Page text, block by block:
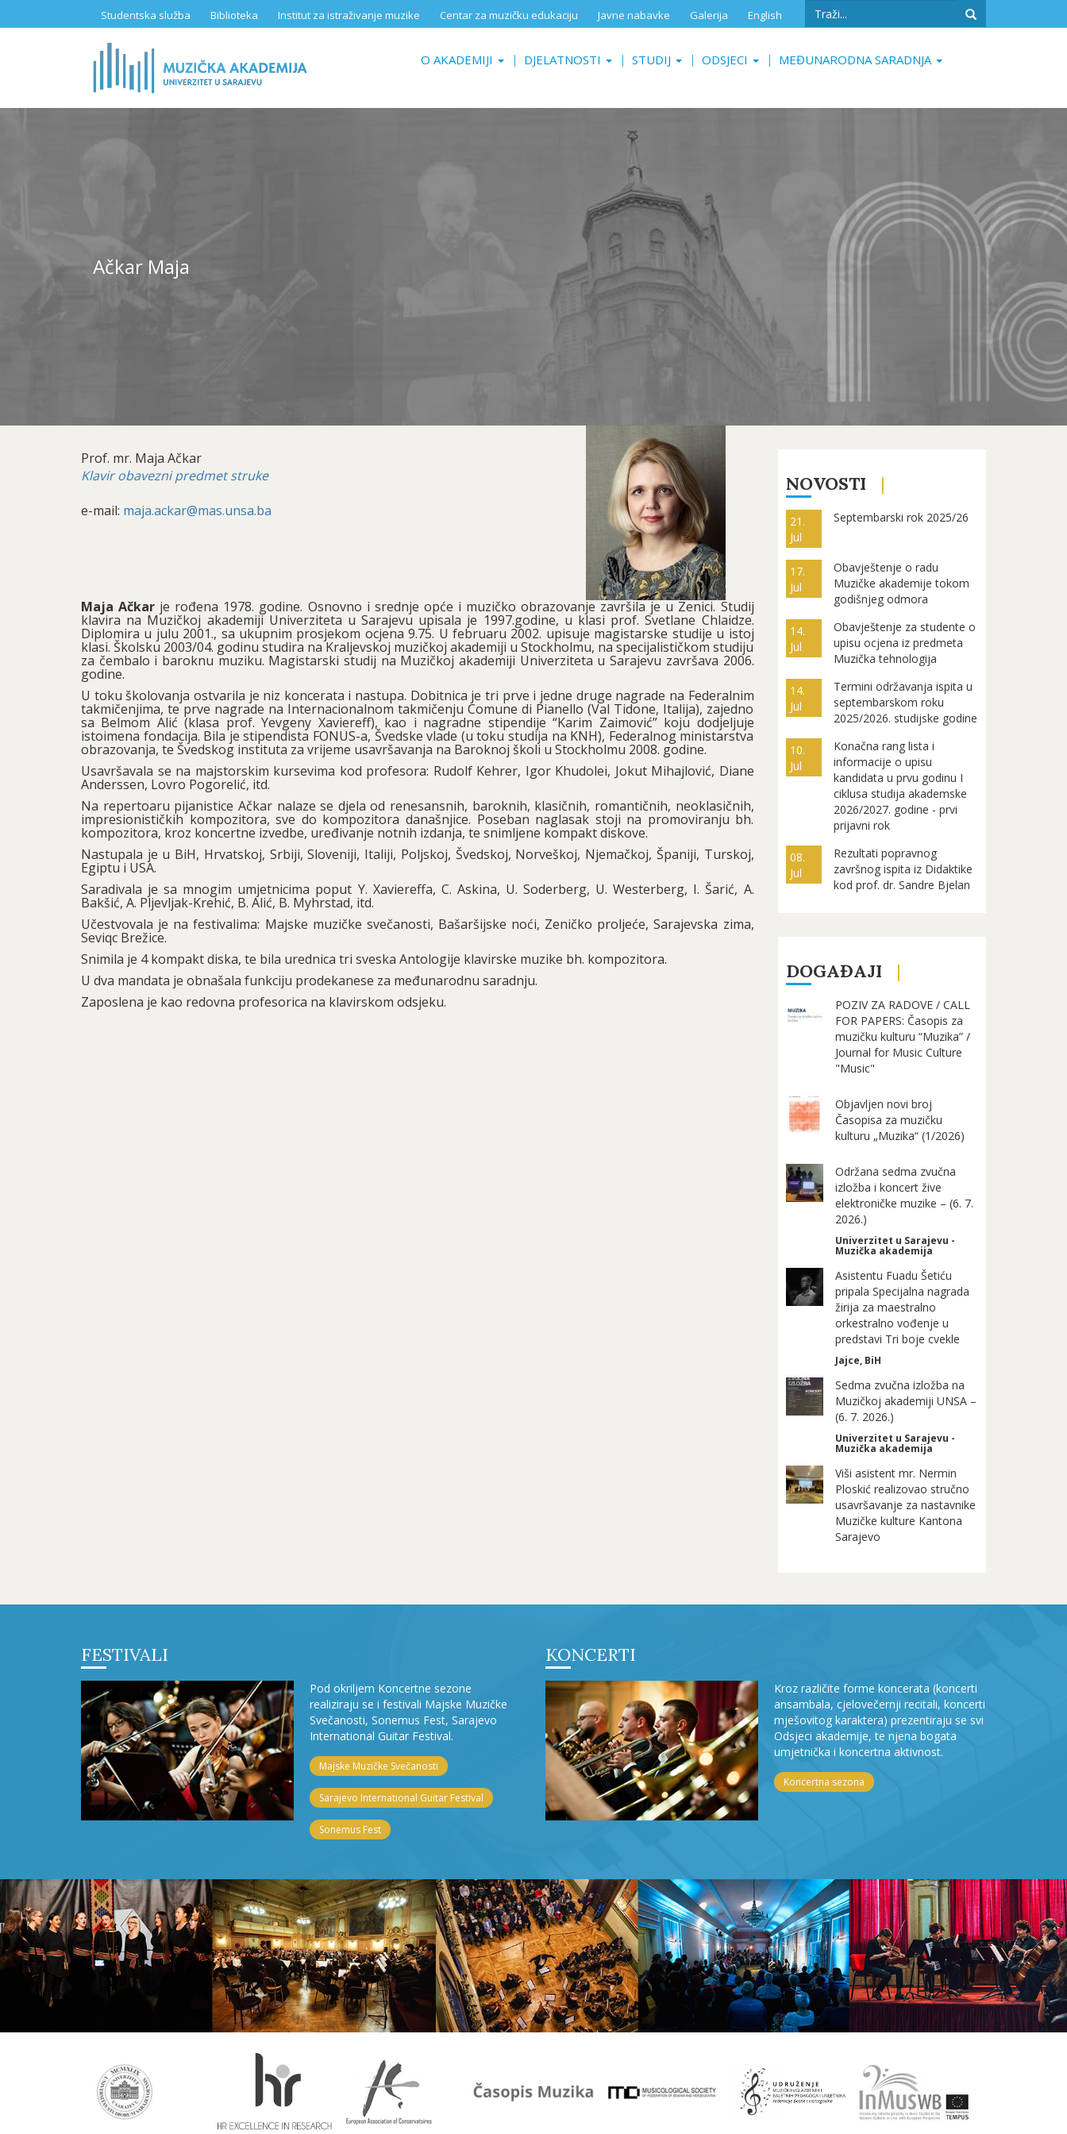
Studentska služba Biblioteka Institut za istraživanje muzike Centar za muzičku edukaciju Javne nabavke Galerija English
Search
O AKADEMIJI DJELATNOSTI STUDIJ ODSJECI MEĐUNARODNA SARADNJA
Ačkar Maja
Prof. mr. Maja Ačkar
Klavir obavezni predmet struke
e-mail: maja.ackar@mas.unsa.ba
Maja Ačkar je rođena 1978. godine. Osnovno i srednje opće i muzičko obrazovanje završila je u Zenici. Studij
klavira na Muzičkoj akademiji Univerziteta u Sarajevu upisala je 1997.godine, u klasi prof. Svetlane Chlaidze.
Diplomira u julu 2001., sa ukupnim prosjekom ocjena 9.75. U februaru 2002. upisuje magistarske studije u istoj
klasi. Školsku 2003/04. godinu studira na Kraljevskoj muzičkoj akademiji u Stockholmu, na specijalističkom studiju
za čembalo i baroknu muziku. Magistarski studij na Muzičkoj akademiji Univerziteta u Sarajevu završava 2006.
godine.
U toku školovanja ostvarila je niz koncerata i nastupa. Dobitnica je tri prve i jedne druge nagrade na Federalnim
takmičenjima, te prve nagrade na Internacionalnom takmičenju Comune di Pianello (Val Tidone, Italija), zajedno
sa Belmom Alić (klasa prof. Yevgeny Xaviereff), kao i nagradne stipendije “Karim Zaimović” koju dodjeljuje
istoimena fondacija. Bila je stipendista FONUS-a, Švedske vlade (u toku studija na KNH), Federalnog ministarstva
obrazovanja, te Švedskog instituta za vrijeme usavršavanja na Baroknoj školi u Stockholmu 2008. godine.
Usavršavala se na majstorskim kursevima kod profesora: Rudolf Kehrer, Igor Khudolei, Jokut Mihajlović, Diane
Anderssen, Lovro Pogorelić, itd.
Na repertoaru pijanistice Ačkar nalaze se djela od renesansnih, baroknih, klasičnih, romantičnih, neoklasičnih,
impresionističkih kompozitora, sve do kompozitora današnjice. Poseban naglasak stoji na promoviranju bh.
kompozitora, kroz koncertne izvedbe, uređivanje notnih izdanja, te snimljene kompakt diskove.
Nastupala je u BiH, Hrvatskoj, Srbiji, Sloveniji, Italiji, Poljskoj, Švedskoj, Norveškoj, Njemačkoj, Španiji, Turskoj,
Egiptu i USA.
Saradivala je sa mnogim umjetnicima poput Y. Xaviereffa, C. Askina, U. Soderberg, U. Westerberg, I. Šarić, A.
Bakšić, A. Pljevljak-Krehić, B. Alić, B. Myhrstad, itd.
Učestvovala je na festivalima: Majske muzičke svečanosti, Bašaršijske noći, Zeničko proljeće, Sarajevska zima,
Seviqc Brežice.
Snimila je 4 kompakt diska, te bila urednica tri sveska Antologije klavirske muzike bh. kompozitora.
U dva mandata je obnašala funkciju prodekanese za međunarodnu saradnju.
Zaposlena je kao redovna profesorica na klavirskom odsjeku.
NOVOSTI
21.
Jul
Septembarski rok 2025/26
17.
Jul
Obavještenje o radu
Muzičke akademije tokom
godišnjeg odmora
14.
Jul
Obavještenje za studente o
upisu ocjena iz predmeta
Muzička tehnologija
14.
Jul
Termini održavanja ispita u
septembarskom roku
2025/2026. studijske godine
10.
Jul
Konačna rang lista i
informacije o upisu
kandidata u prvu godinu I
ciklusa studija akademske
2026/2027. godine - prvi
prijavni rok
08.
Jul
Rezultati popravnog
završnog ispita iz Didaktike
kod prof. dr. Sandre Bjelan
DOGAĐAJI
POZIV ZA RADOVE / CALL
FOR PAPERS: Časopis za
muzičku kulturu “Muzika” /
Journal for Music Culture
"Music"
Objavljen novi broj
Časopisa za muzičku
kulturu „Muzika“ (1/2026)
Održana sedma zvučna
izložba i koncert žive
elektroničke muzike – (6. 7.
2026.)
Univerzitet u Sarajevu -
Muzička akademija
Asistentu Fuadu Šetiću
pripala Specijalna nagrada
žirija za maestralno
orkestralno vođenje u
predstavi Tri boje cvekle
Jajce, BiH
Sedma zvučna izložba na
Muzičkoj akademiji UNSA –
(6. 7. 2026.)
Univerzitet u Sarajevu -
Muzička akademija
Viši asistent mr. Nermin
Ploskić realizovao stručno
usavršavanje za nastavnike
Muzičke kulture Kantona
Sarajevo
FESTIVALI
Pod okriljem Koncertne sezone
realiziraju se i festivali Majske Muzičke
Svečanosti, Sonemus Fest, Sarajevo
International Guitar Festival.
Majske Muzičke Svečanosti
Sarajevo International Guitar Festival
Sonemus Fest
KONCERTI
Kroz različite forme koncerata (koncerti
ansambala, cjelovečernji recitali, koncerti
mješovitog karaktera) prezentiraju se svi
Odsjeci akademije, te njena bogata
umjetnička i koncertna aktivnost.
Koncertna sezona